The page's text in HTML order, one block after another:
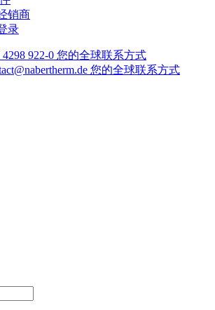
销商
录
4298 922-0 您的全球联系方式
您的全球联系方式